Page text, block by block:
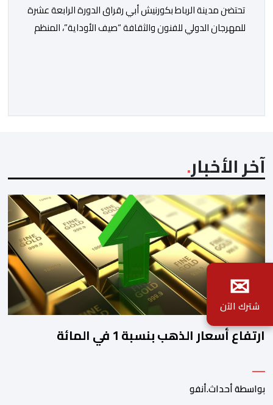
تحتضن مدينة الرباط بكورنيش أبي رقراق الدورة الرابعة عشرة
للمهرجان الدولي للفنون والثقافة “صيف الأوداية”، المنظم
الدولي للموسيقى/ الشريك الرسمي لليونسكو)، […]
آخر الأخبار
ارتفاع أسعار الذهب بنسبة 1 في المائة
بواسطة أحداث.أنفو
✉
شترك الآن